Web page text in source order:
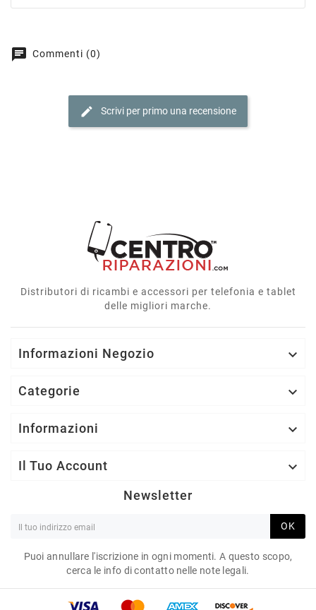
chat Commenti (0)
edit Scrivi per primo una recensione
Distributori di ricambi e accessori per telefonia e tablet
delle migliori marche.
Informazioni Negozio 
Categorie 
Informazioni 
Il Tuo Account 
Newsletter
OK
Puoi annullare l'iscrizione in ogni momenti. A questo scopo,
cerca le info di contatto nelle note legali.